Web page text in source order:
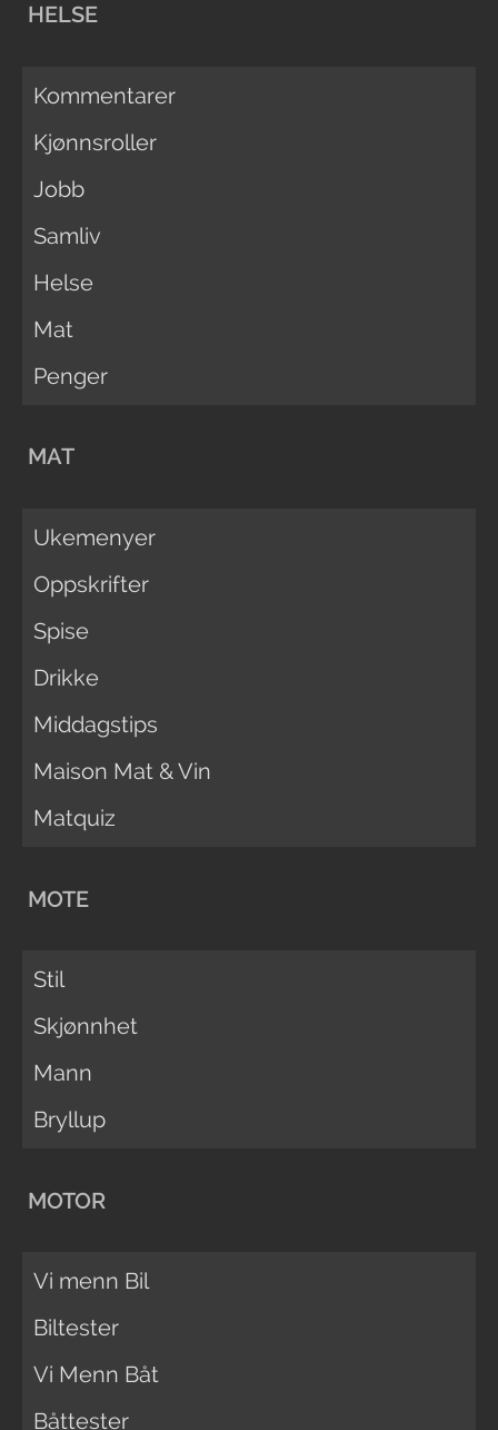
HELSE
Kommentarer
Kjønnsroller
Jobb
Samliv
Helse
Mat
Penger
MAT
Ukemenyer
Oppskrifter
Spise
Drikke
Middagstips
Maison Mat & Vin
Matquiz
MOTE
Stil
Skjønnhet
Mann
Bryllup
MOTOR
Vi menn Bil
Biltester
Vi Menn Båt
Båttester